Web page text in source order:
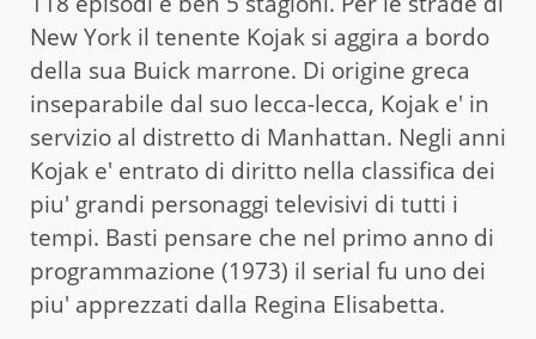
New York il tenente Kojak si aggira a bordo
della sua Buick marrone. Di origine greca
inseparabile dal suo lecca-lecca, Kojak e' in
servizio al distretto di Manhattan. Negli anni
Kojak e' entrato di diritto nella classifica dei
piu' grandi personaggi televisivi di tutti i
tempi. Basti pensare che nel primo anno di
programmazione (1973) il serial fu uno dei
piu' apprezzati dalla Regina Elisabetta.